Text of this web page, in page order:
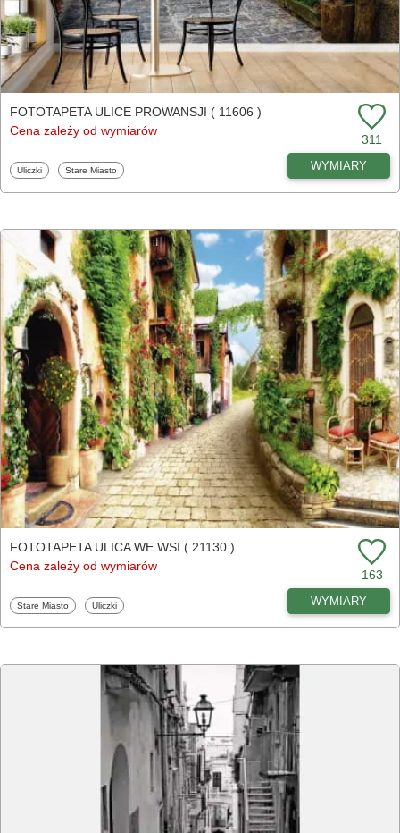
FOTOTAPETA ULICE PROWANSJI ( 11606 )
Cena zależy od wymiarów
311
Fototapety
Uliczki Fototapety
Stare Miasto WYMIARY
FOTOTAPETA ULICA WE WSI ( 21130 )
Cena zależy od wymiarów
163
Fototapety
Stare Miasto Fototapety
Uliczki WYMIARY